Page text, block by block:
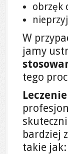
obrzęk
W
jamy
tego
bardziej
takie jak: